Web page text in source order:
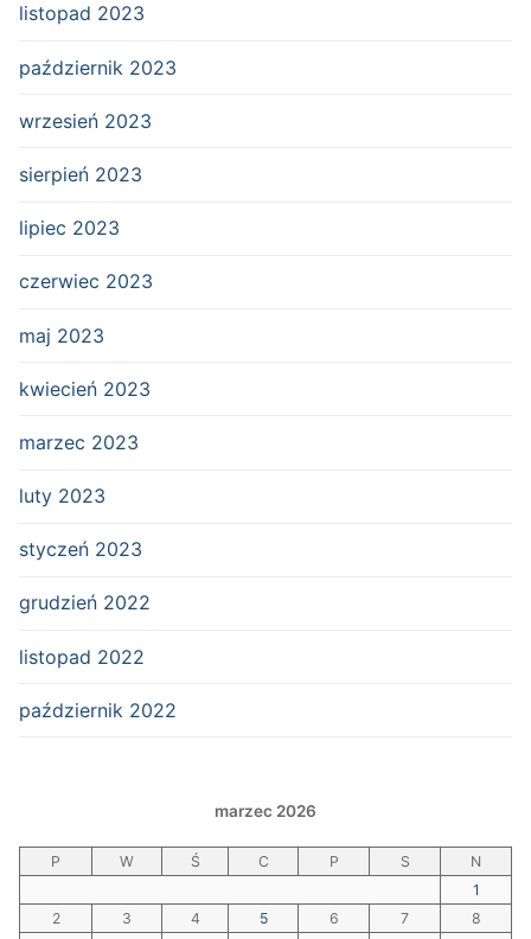
listopad 2023
październik 2023
wrzesień 2023
sierpień 2023
lipiec 2023
czerwiec 2023
maj 2023
kwiecień 2023
marzec 2023
luty 2023
styczeń 2023
grudzień 2022
listopad 2022
październik 2022
marzec 2026
P W Ś C P S
N
1
2
3 4 5 6 7
8